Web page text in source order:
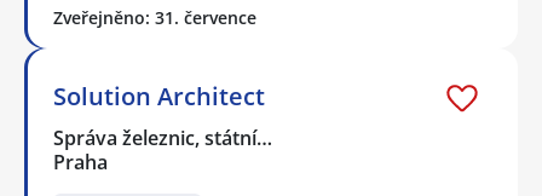
Zveřejněno: 31. července
Solution Architect
Správa železnic, státní…
Praha